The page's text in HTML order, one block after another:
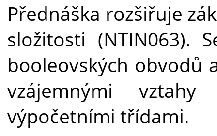
Přednáška rozšiřuje
složitosti (NTIN063).
booleovských obvodů
vzájemnými
výpočetními třídami.